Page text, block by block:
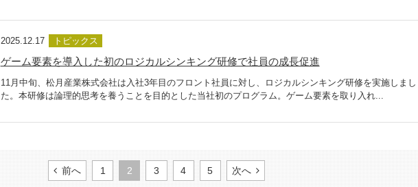
2025.12.17 トピックス
ゲーム要素を導入した初のロジカルシンキング研修で社員の成長促進
11月中旬、松月産業株式会社は入社3年目のフロント社員に対し、ロジカルシンキング研修を実施しまし
た。本研修は論理的思考を養うことを目的とした当社初のプログラム。ゲーム要素を取り入れ...
前へ 1 2 3 4 5 次へ